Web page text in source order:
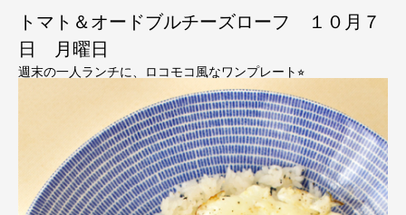
トマト＆オードブルチーズローフ １０月７
日 月曜日
週末の一人ランチに、ロコモコ風なワンプレート⭐︎